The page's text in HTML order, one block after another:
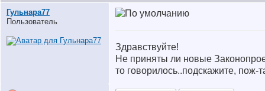
Гульнара77
Пользователь
Здравствуйте!
Не приняты ли новые
то говорилось..подскажите, пож-